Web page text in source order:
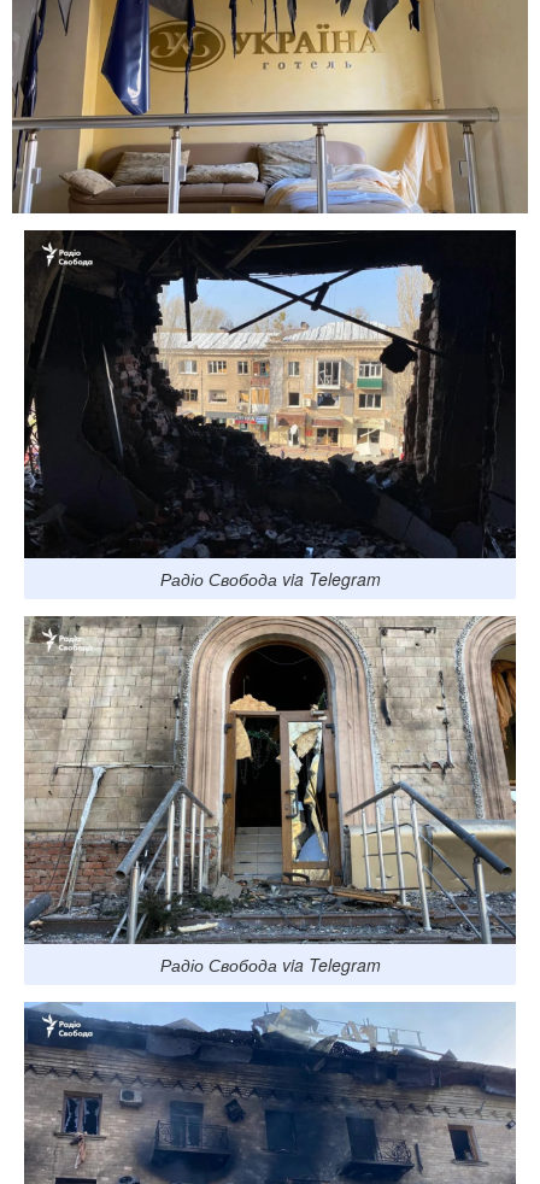
Радіо Свобода via Telegram
Радіо Свобода via Telegram